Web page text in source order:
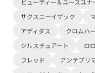
ビューティー＆ユースユ
サクスニーイザック
アディダス
クロムハ
ジルスチュアート
ロ
フレッド
アンテプリ